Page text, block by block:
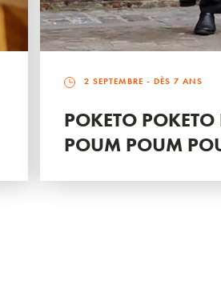
2 SEPTEMBRE - DÈS 7 ANS
POKETO POKETO
POUM POUM